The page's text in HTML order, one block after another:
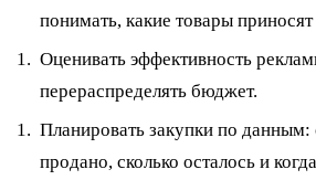
понимать, какие товары
Оценивать эффективность
перераспределять бюджет.
Планировать закупки по данным:
продано, сколько осталось и